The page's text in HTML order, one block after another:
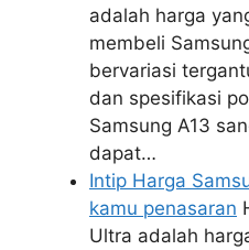
adalah harga
membeli
bervariasi
dan spesifikasi
Samsung A13
dapat…
Intip Harga
kamu penasaran
Ultra adalah